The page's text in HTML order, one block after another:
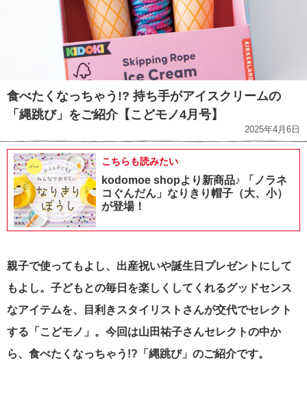
食べたくなっちゃう!? 持ち手がアイスクリームの
「縄跳び」をご紹介【こどモノ4月号】
2025年4月6日
こちらも読みたい
kodomoe shopより新商品♪ 「ノラネ
コぐんだん」なりきり帽子（大、小）
が登場！
親子で使ってもよし、出産祝いや誕生日プレゼントにして
もよし。子どもとの毎日を楽しくしてくれるグッドセンス
なアイテムを、目利きスタイリストさんが交代でセレクト
する「こどモノ」。今回は山田祐子さんセレクトの中か
ら、食べたくなっちゃう!?「縄跳び」のご紹介です。